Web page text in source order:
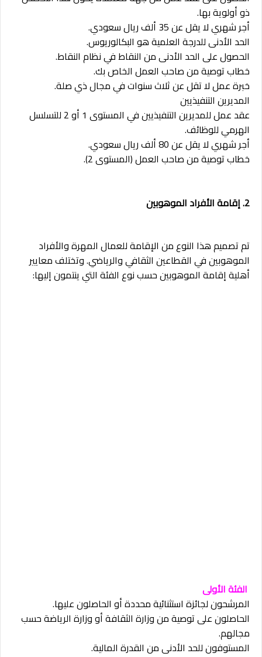
ذو أولوية بها.
أجر شهري لا يقل عن 35 ألف ريال سعودي.
الحد الأدنى للدرجة العلمية هو البكالوريوس.
الحصول على الحد الأدنى من النقاط في نظام النقاط.
خطاب توصية من صاحب العمل الخاص بك.
خبرة عمل لا تقل عن ثلاث سنوات في مجال ذي صلة.
المديرين التنفيذيين
عقد عمل للمديرين التنفيذيين في المستوى 1 أو 2 للتسلسل
الهرمي للوظائف.
أجر شهري لا يقل عن 80 ألف ريال سعودي.
خطاب توصية من صاحب العمل (المستوى 2).
2. إقامة الأفراد الموهوبين
تم تصميم هذا النوع من الإقامة للعمال المهرة والأفراد
الموهوبين في القطاعين الثقافي والرياضي. وتختلف معايير
أهلية إقامة الموهوبين حسب نوع الفئة التي ينتمون إليها:
الفئة الأولى
المرشحون لجائزة استثنائية محددة أو الحاصلون عليها.
الحاصلون على توصية من وزارة الثقافة أو وزارة الرياضة حسب
مجالهم.
المستوفون للحد الأدنى من القدرة المالية.